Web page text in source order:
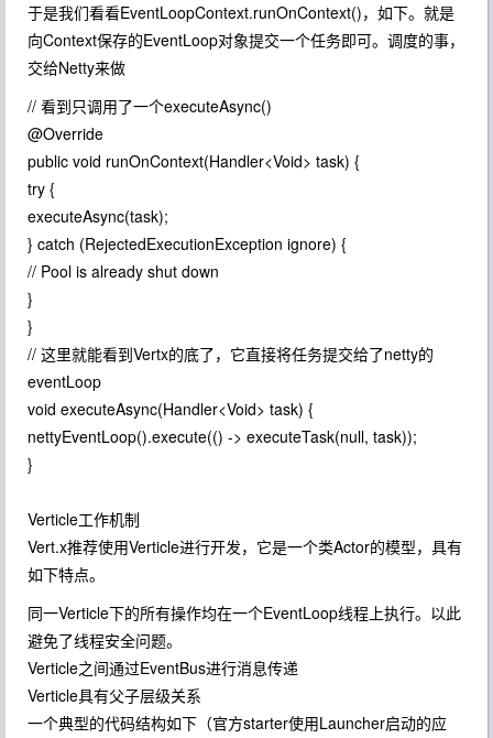
于是我们看看EventLoopContext.runOnContext()，如下。就是
向Context保存的EventLoop对象提交一个任务即可。调度的事，
交给Netty来做
// 看到只调用了一个executeAsync()
@Override
public void runOnContext(Handler<Void> task) {
try {
executeAsync(task);
} catch (RejectedExecutionException ignore) {
// Pool is already shut down
}
}
// 这里就能看到Vertx的底了，它直接将任务提交给了netty的
eventLoop
void executeAsync(Handler<Void> task) {
nettyEventLoop().execute(() -> executeTask(null, task));
}
Verticle工作机制
Vert.x推荐使用Verticle进行开发，它是一个类Actor的模型，具有
如下特点。
同一Verticle下的所有操作均在一个EventLoop线程上执行。以此
避免了线程安全问题。
Verticle之间通过EventBus进行消息传递
Verticle具有父子层级关系
一个典型的代码结构如下（官方starter使用Launcher启动的应